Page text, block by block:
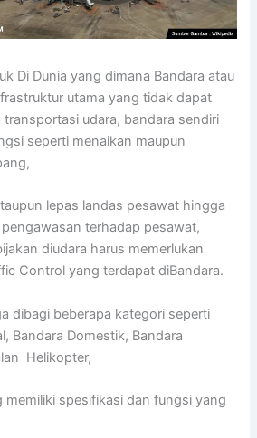
Di Dunia yang dimana Bandara atau
utama yang tidak dapat
udara, bandara sendiri
seperti menaikan maupun
lepas landas pesawat hingga
terhadap pesawat,
diudara harus memerlukan
Control yang terdapat diBandara.
dibagi beberapa kategori seperti
Bandara Domestik, Bandara
Helikopter,
spesifikasi dan fungsi yang